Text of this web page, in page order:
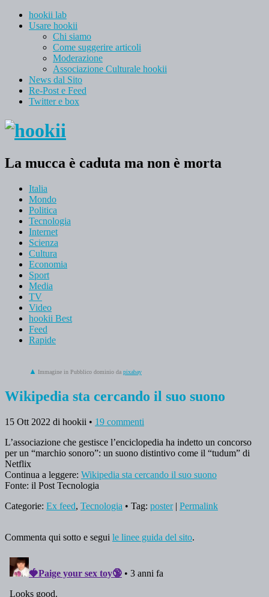
hookii lab
Usare hookii
Chi siamo
Come suggerire articoli
Moderazione
Associazione Culturale hookii
News dal Sito
Re-Post e Feed
Twitter e box
La mucca è caduta ma non è morta
Italia
Mondo
Politica
Tecnologia
Internet
Scienza
Cultura
Economia
Sport
Media
TV
Video
hookii Best
Feed
Rapide
Immagine in Pubblico dominio da pixabay
Wikipedia sta cercando il suo suono
15 Ott 2022 di hookii • 19 commenti
L’associazione che gestisce l’enciclopedia ha indetto un concorso
per un “marchio sonoro”: un suono distintivo come il “tudum” di
Netflix
Continua a leggere: Wikipedia sta cercando il suo suono
Fonte: il Post Tecnologia
Categorie: Ex feed, Tecnologia • Tag: poster| Permalink
Commenta qui sotto e segui le linee guida del sito.